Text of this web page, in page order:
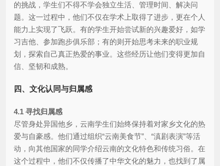
的挑战，学生们不得不学会独立生活、管理时间、解决问
题。这一过程中，他们不仅在学术上取得了进步，更在个人
能力上实现了飞跃。有的学生开始尝试新的兴趣爱好，如学
习吉他、参加跑步俱乐部；有的则开始思考未来的职业规
划，探索自己真正热爱的事业。这些经历让他们变得更加自
信、坚韧和成熟。
四、文化认同与归属感
4.1 寻找归属感
尽管身处异国他乡，云南学生们始终保持着对家乡文化的热
爱与自豪感。他们通过组织“云南美食节”、“滇剧表演”等活
动，向其他国家的同学介绍云南的文化特色和传统习俗。在
这个过程中，他们不仅传播了中华文化的魅力，也找到了属